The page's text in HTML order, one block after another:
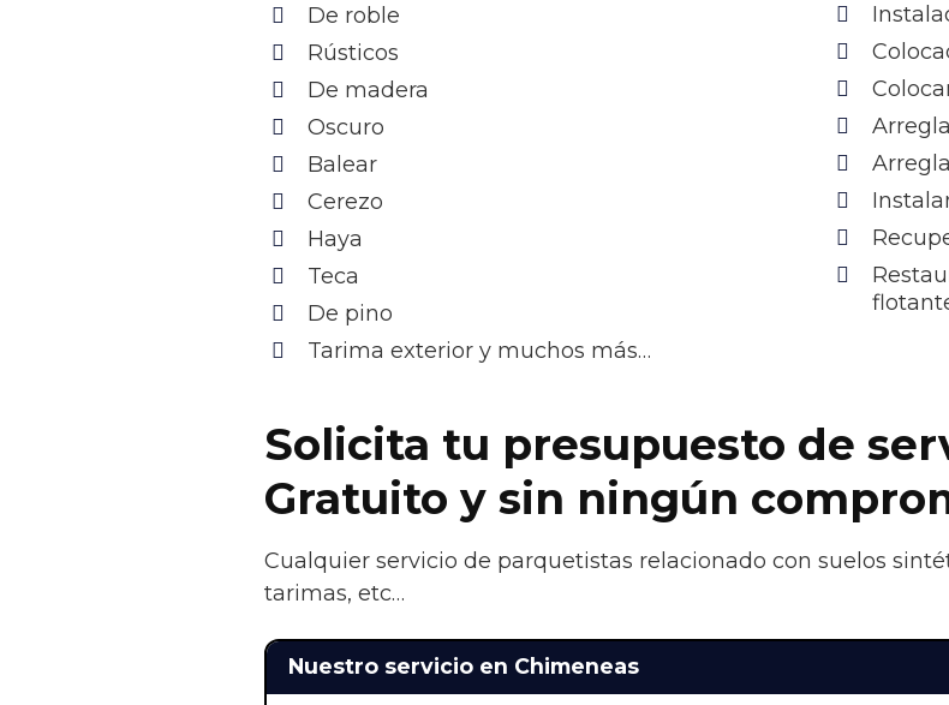
De roble
Rústicos
De madera
Oscuro
Balear
Cerezo
Haya
Teca
De pino
Tarima exterior y muchos más…
Solicita tu presupuesto de
Gratuito y sin ningún
Cualquier servicio de parquetistas relacionado con suelos
tarimas, etc…
Nuestro servicio en Chimeneas